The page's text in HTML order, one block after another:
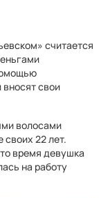
считается
свои
волосами
22 лет.
время девушка
на работу